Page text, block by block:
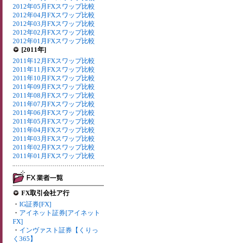
2012年05月FXスワップ比較
2012年04月FXスワップ比較
2012年03月FXスワップ比較
2012年02月FXスワップ比較
2012年01月FXスワップ比較
[2011年]
2011年12月FXスワップ比較
2011年11月FXスワップ比較
2011年10月FXスワップ比較
2011年09月FXスワップ比較
2011年08月FXスワップ比較
2011年07月FXスワップ比較
2011年06月FXスワップ比較
2011年05月FXスワップ比較
2011年04月FXスワップ比較
2011年03月FXスワップ比較
2011年02月FXスワップ比較
2011年01月FXスワップ比較
FX取引会社ア行
・ IG証券[FX]
・ アイネット証券[アイネット
FX]
・ インヴァスト証券【くりっ
く365】